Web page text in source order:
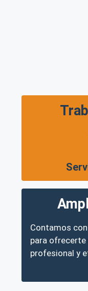
Contamos
para
profesional y